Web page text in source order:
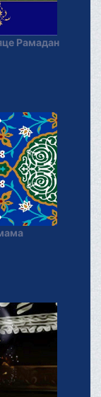
Рамадан